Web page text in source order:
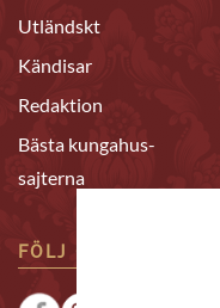
Utländskt
Kändisar
Redaktion
Bästa kungahus-
sajterna
FÖLJ OSS